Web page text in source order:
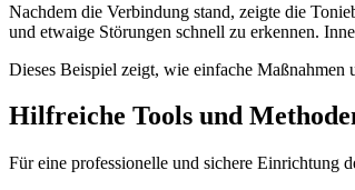
Nachdem die Verbindung stand, zeigte die
und etwaige Störungen schnell zu erkennen.
Dieses Beispiel zeigt, wie einfache
Hilfreiche Tools und
Für eine professionelle und sichere Einrichtung